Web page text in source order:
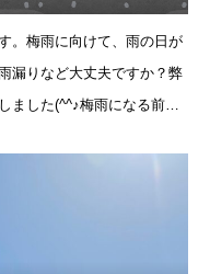
。梅雨に向けて、雨の日が
漏りなど大丈夫ですか？弊
ました(^^♪梅雨になる前